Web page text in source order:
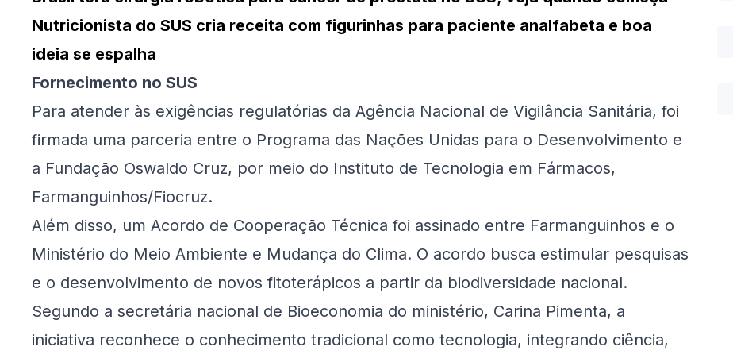
Nutricionista do SUS cria receita com figurinhas para paciente analfabeta e boa
ideia se espalha
Fornecimento no SUS
Para atender às exigências regulatórias da Agência Nacional de Vigilância Sanitária, foi
firmada uma parceria entre o Programa das Nações Unidas para o Desenvolvimento e
a Fundação Oswaldo Cruz, por meio do Instituto de Tecnologia em Fármacos,
Farmanguinhos/Fiocruz.
Além disso, um Acordo de Cooperação Técnica foi assinado entre Farmanguinhos e o
Ministério do Meio Ambiente e Mudança do Clima. O acordo busca estimular pesquisas
e o desenvolvimento de novos fitoterápicos a partir da biodiversidade nacional.
Segundo a secretária nacional de Bioeconomia do ministério, Carina Pimenta, a
iniciativa reconhece o conhecimento tradicional como tecnologia, integrando ciência,